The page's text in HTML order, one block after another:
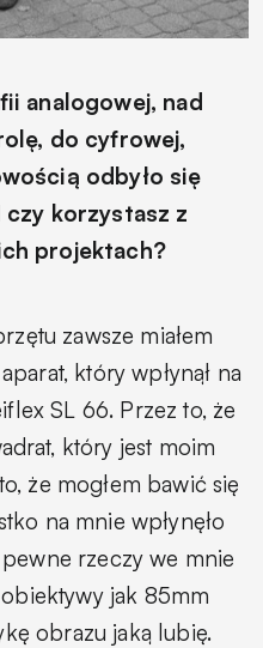
analogowej, nad
do cyfrowej,
odbyło się
czy korzystasz z
projektach?
zawsze miałem
który wpłynął na
SL 66. Przez to, że
który jest moim
że mogłem bawić się
na mnie wpłynęło
rzeczy we mnie
obiektywy jak 85mm
obrazu jaką lubię.